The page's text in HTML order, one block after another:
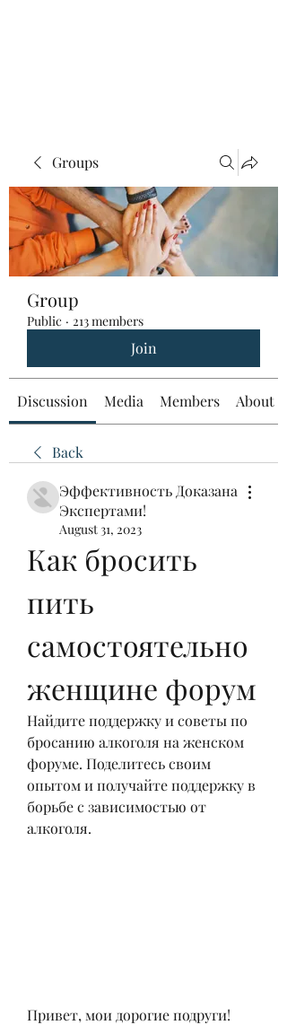
Groups
Group
Public · 213 members
Join
Discussion Media Members About
Back
Эффективность Доказана
Экспертами!
August 31, 2023
Как бросить
пить
самостоятельно
женщине форум
Найдите поддержку и советы по
бросанию алкоголя на женском
форуме. Поделитесь своим
опытом и получайте поддержку в
борьбе с зависимостью от
алкоголя.
Привет, мои дорогие подруги!